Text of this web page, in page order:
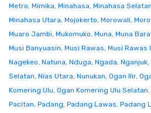
Metro, Mimika, Minahasa, Minahasa Selatan
Minahasa Utara, Mojokerto, Morowali,
Muaro Jambi, Mukomuko, Muna, Muna
Musi Banyuasin, Musi Rawas, Musi Rawas
Nagekeo, Natuna, Nduga, Ngada, Nganjuk,
Selatan, Nias Utara, Nunukan, Ogan Ilir,
Komering Ulu, Ogan Komering Ulu Selatan,
Pacitan, Padang, Padang Lawas, Padang